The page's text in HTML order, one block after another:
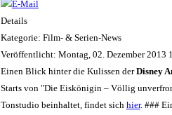
Details
Kategorie: Film- & Serien-News
Veröffentlicht: Montag, 02. Dezember 2013
Einen Blick hinter die Kulissen derDisney
Starts von "Die Eiskönigin – Völlig
Tonstudio beinhaltet, findet sich hier. ###